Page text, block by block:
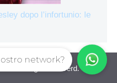
dopo l’infortunio: le
All right reserverd.
network?